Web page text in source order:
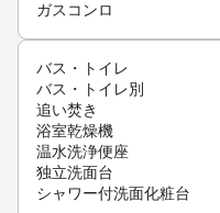
ガスコンロ
バス・トイレ
バス・トイレ別
追い焚き
浴室乾燥機
温水洗浄便座
独立洗面台
シャワー付洗面化粧台